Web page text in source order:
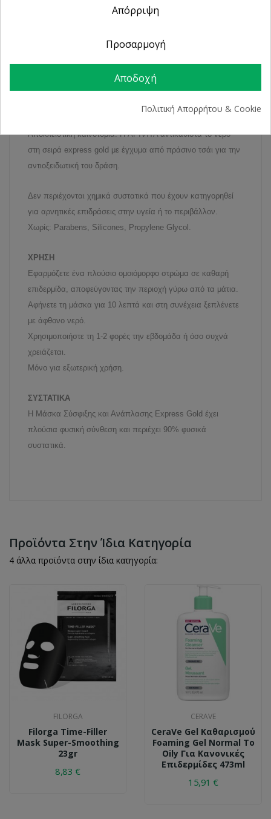
Ο βασιλικός πολτός ενισχύει την κυτταρική ανανέωση,
Το μέλι, οι πρωτεΐνες σιταριού και το αιθέριο έλαιο νεράντζι
Αποκλειστική καινοτομία: Η APIVITA αντικαθιστά το νερό
στη σειρά express gold με έγχυμα από πράσινο τσάι για την
αντιοξειδωτική του δράση.
Δεν περιέχονται χημικά συστατικά που έχουν κατηγορηθεί
για αρνητικές επιδράσεις στην υγεία ή το περιβάλλον.
Χωρίς: Parabens, Silicones, Propylene Glycol.
ΧΡΗΣΗ
Εφαρμόζετε ένα πλούσιο ομοιόμορφο στρώμα σε καθαρή
επιδερμίδα, αποφεύγοντας την περιοχή γύρω από τα μάτια.
Αφήνετε τη μάσκα για 10 λεπτά και στη συνέχεια ξεπλένετε
με άφθονο νερό.
Χρησιμοποιήστε τη 1-2 φορές την εβδομάδα ή όσο συχνά
χρειάζεται.
Μόνο για εξωτερική χρήση.
ΣΥΣΤΑΤΙΚΑ
Η Mάσκα Σύσφιξης και Ανάπλασης Express Gold έχει
πλούσια φυσική σύνθεση και περιέχει 90% φυσικά
συστατικά.
Προϊόντα Στην Ίδια Κατηγορία
4 άλλα προϊόντα στην ίδια κατηγορία:
FILORGA
Filorga Time-Filler
Mask Super-Smoothing
23gr
8,83 €
CERAVE
CeraVe Gel Καθαρισμού
Foaming Gel Normal To
Oily Για Κανονικές
Επιδερμίδες 473ml
15,91 €
Απόρριψη
Προσαρμογή
Αποδοχή
Πολιτική Απορρήτου & Cookie